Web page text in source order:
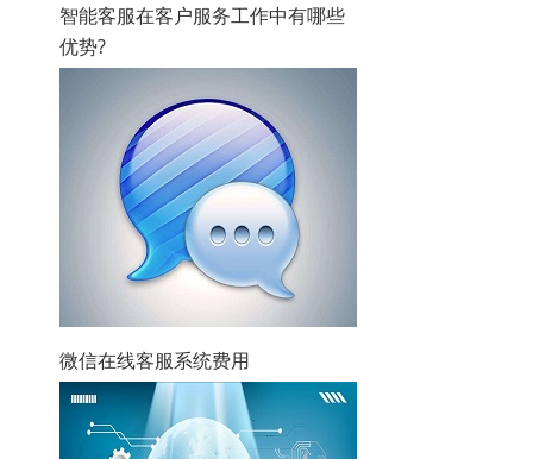
智能客服在客户服务工作中有哪些
优势?
微信在线客服系统费用